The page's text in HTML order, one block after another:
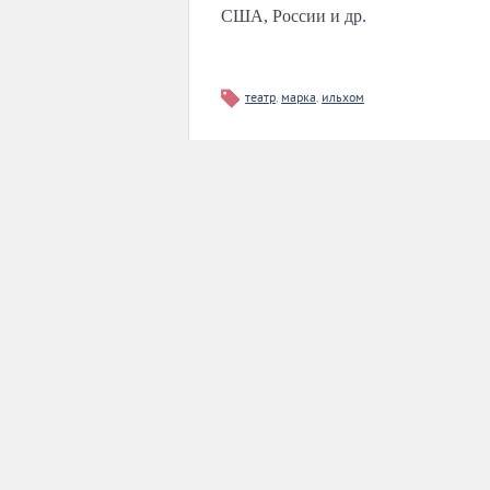
США, России и др.
театр, марка, ильхом